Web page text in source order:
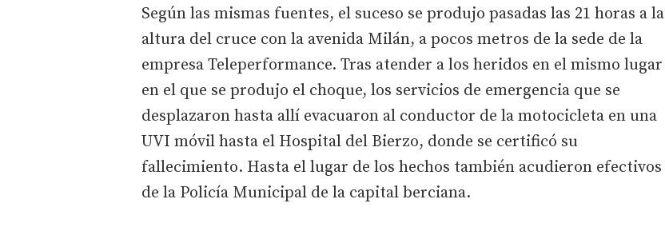
Según las mismas fuentes, el suceso se produjo pasadas las 21 horas a la
altura del cruce con la avenida Milán, a pocos metros de la sede de la
empresa Teleperformance. Tras atender a los heridos en el mismo lugar
en el que se produjo el choque, los servicios de emergencia que se
desplazaron hasta allí evacuaron al conductor de la motocicleta en una
UVI móvil hasta el Hospital del Bierzo, donde se certificó su
fallecimiento. Hasta el lugar de los hechos también acudieron efectivos
de la Policía Municipal de la capital berciana.